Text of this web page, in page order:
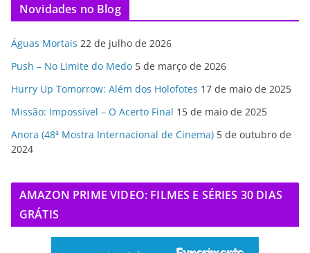
Novidades no Blog
Águas Mortais 22 de julho de 2026
Push – No Limite do Medo 5 de março de 2026
Hurry Up Tomorrow: Além dos Holofotes 17 de maio de 2025
Missão: Impossível – O Acerto Final 15 de maio de 2025
Anora (48ª Mostra Internacional de Cinema) 5 de outubro de
2024
AMAZON PRIME VIDEO: FILMES E SÉRIES 30 DIAS
GRÁTIS